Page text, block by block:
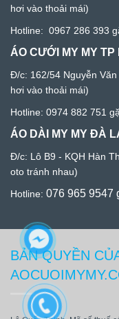
hơi vào thoải mái)
Hotline: 0967 286 393
ÁO CƯỚI MY MY TP
Đ/c: 162/54 Nguyễn
hơi vào thoải mái)
Hotline: 0974 882 751
ÁO DÀI MY MY ĐÀ
Đ/c: Lô B9 - KQH Hàn
oto tránh nhau)
Hotline: 076 965 9547
BẢN QUYỀN